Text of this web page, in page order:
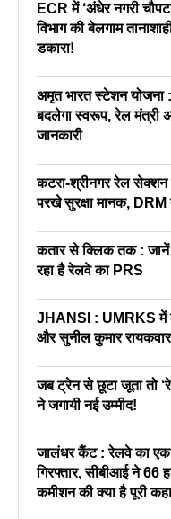
ECR में ‘अंधेर नगरी चौपट
विभाग की बेलगाम
डकारा!
अमृत भारत स्टेशन योजना
बदलेगा स्वरूप, रेल मंत्री
जानकारी
कटरा-श्रीनगर रेल सेक्शन
परखे सुरक्षा मानक,
कतार से क्लिक तक :
रहा है रेलवे का PRS
JHANSI : UMRKS में
और सुनील कुमार
जब ट्रेन से छूटा जूता तो
ने जगायी नई उम्मीद!
जालंधर कैंट : रेलवे का एक
गिरफ्तार, सीबीआई ने 66
कमीशन की क्या है पूरी